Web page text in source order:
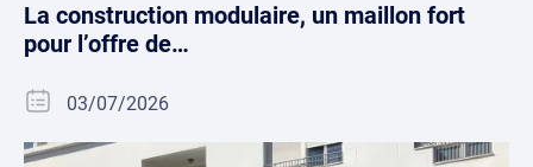
La construction modulaire, un maillon fort
pour l’offre de…
03/07/2026